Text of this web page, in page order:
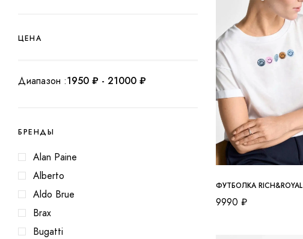
ЦЕНА
Диапазон :1950 ₽ - 21000 ₽
БРЕНДЫ
Alan Paine
Alberto
Aldo Brue
Brax
Bugatti
ФУТБОЛКА RICH&ROYAL
9990 ₽